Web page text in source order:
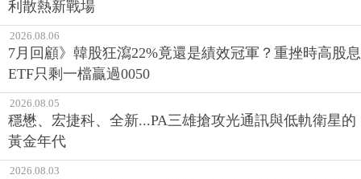
利散熱新戰場
2026.08.06
7月回顧》韓股狂瀉22%竟還是績效冠軍？重挫時高股息
ETF只剩一檔贏過0050
2026.08.05
穩懋、宏捷科、全新...PA三雄搶攻光通訊與低軌衛星的
黃金年代
2026.08.03